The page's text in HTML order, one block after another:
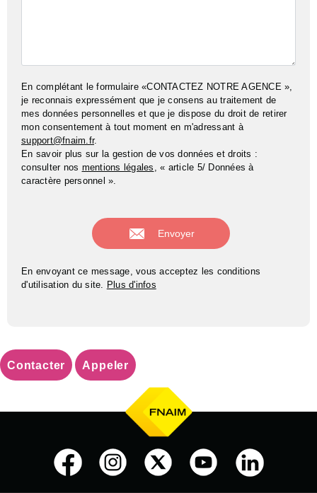
En complétant le formulaire «CONTACTEZ NOTRE AGENCE »,
je reconnais expressément que je consens au traitement de
mes données personnelles et que je dispose du droit de retirer
mon consentement à tout moment en m'adressant à
support@fnaim.fr.
En savoir plus sur la gestion de vos données et droits :
consulter nos mentions légales , « article 5/ Données à
caractère personnel ».
En envoyant ce message, vous acceptez les conditions
d'utilisation du site. Plus d'infos
Contacter Appeler